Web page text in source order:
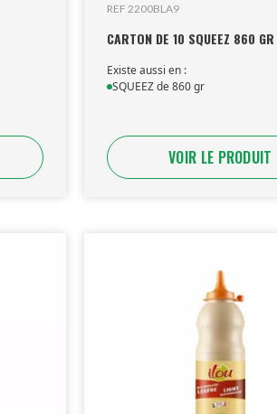
REF 2200BLA9
CARTON DE 10 SQUEEZ 860 GR
Existe aussi en :
SQUEEZ de 860 gr
VOIR LE PRODUIT